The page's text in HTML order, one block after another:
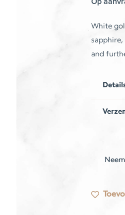
White
and